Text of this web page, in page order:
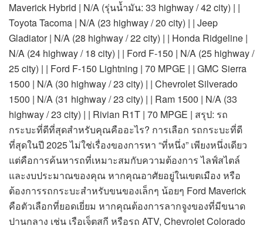
Maverick Hybrid | N/A (รุ่นน้ำมัน: 33 highway / 42 city) | |
Toyota Tacoma | N/A (23 highway / 20 city) | | Jeep
Gladiator | N/A (28 highway / 22 city) | | Honda Ridgeline |
N/A (24 highway / 18 city) | | Ford F-150 | N/A (25 highway /
25 city) | | Ford F-150 Lightning | 70 MPGE | | GMC Sierra
1500 | N/A (30 highway / 23 city) | | Chevrolet Silverado
1500 | N/A (31 highway / 23 city) | | Ram 1500 | N/A (33
highway / 23 city) | | Rivian R1T | 70 MPGE | สรุป: รถ
กระบะที่ดีที่สุดสำหรับคุณคืออะไร? การเลือก รถกระบะที่ดี
ที่สุดในปี 2025 ไม่ใช่เรื่องของการหา “ที่หนึ่ง” เพียงหนึ่งเดียว
แต่คือการค้นหารถที่เหมาะสมกับความต้องการ ไลฟ์สไตล์
และงบประมาณของคุณ หากคุณอาศัยอยู่ในเขตเมือง หรือ
ต้องการรถกระบะสำหรับขนของเล็กๆ น้อยๆ Ford Maverick
คือตัวเลือกที่ยอดเยี่ยม หากคุณต้องการลากจูงของที่มีขนาด
ปานกลาง เช่น เรือเจ็ตสกี หรือรถ ATV, Chevrolet Colorado